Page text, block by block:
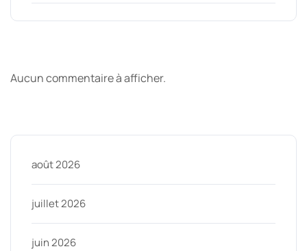
Aucun commentaire à afficher.
août 2026
juillet 2026
juin 2026